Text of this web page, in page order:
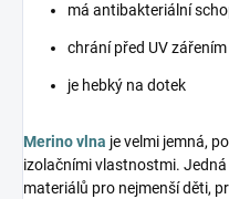
má antibakteriální
chrání před UV zářením
je hebký na dotek
Merino vlna je velmi jemná,
izolačními vlastnostmi. Jedná
materiálů pro nejmenší děti,